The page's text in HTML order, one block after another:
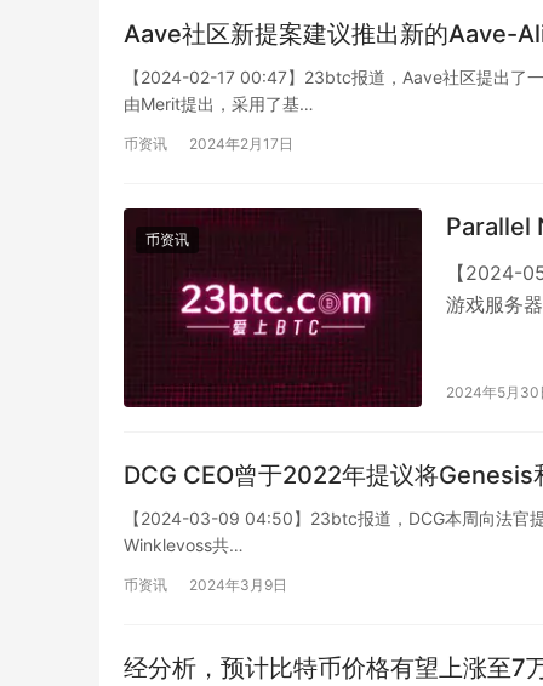
Aave社区新提案建议推出新的Aave-
【2024-02-17 00:47】23btc报道，Aave社区提出了
由Merit提出，采用了基…
币资讯 2024年2月17日
币资讯 Parallel
【2024-
游戏服务
2024年5月30
DCG CEO曾于2022年提议将
【2024-03-09 04:50】23btc报道，DCG本周向法官
Winklevoss共…
币资讯 2024年3月9日
经分析，预计比特币价格有望上涨至7